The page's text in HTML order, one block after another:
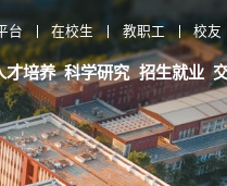
台 在校生 教职工 校友
才培养 科学研究 招生就业